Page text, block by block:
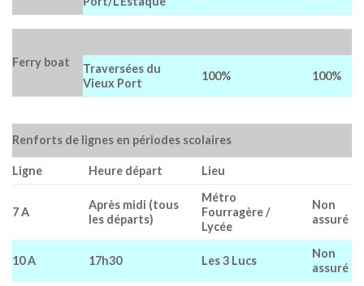
Ferry boat
Traversées du
Vieux Port
100% 100%
Renforts de lignes en périodes scolaires
Ligne Heure départ Lieu
7 A
Après midi (tous
les départs)
Métro
Fourragère /
Lycée
Non
assuré
10 A 17h30 Les 3 Lucs
Non
assuré